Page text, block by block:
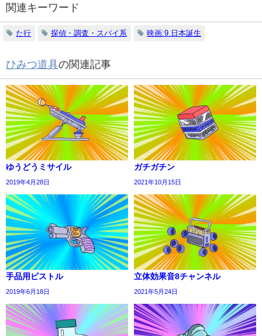
関連キーワード
た行 探偵・調査・スパイ系 映画:9.日本誕生
ひみつ道具の関連記事
ゆうどうミサイル
2019年4月28日
ガチガチン
2021年10月15日
手品用ピストル
2019年6月18日
立体効果音8チャンネル
2021年5月24日